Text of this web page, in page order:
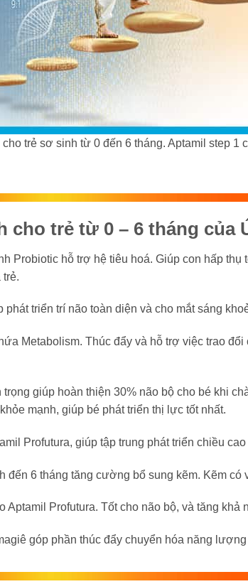
trẻ sơ sinh từ 0 đến 6 tháng. Aptamil step
cho trẻ từ 0 – 6 tháng của
Probiotic hỗ trợ hệ tiêu hoá. Giúp con hấp thụ
triển trí não toàn diện và cho mắt sáng
Metabolism. Thúc đẩy và hỗ trợ việc trao đổi
giúp hoàn thiện 30% não bộ cho bé khi
mạnh, giúp bé phát triển thị lực tốt nhất.
Profutura, giúp tập trung phát triển chiều cao
đến 6 tháng tăng cường bổ sung kẽm. Kẽm
Aptamil Profutura. Tốt cho não bộ, và tăng khả
góp phần thúc đẩy chuyển hóa năng